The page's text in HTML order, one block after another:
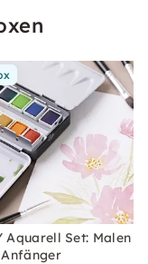
Aquarell Set: Malen